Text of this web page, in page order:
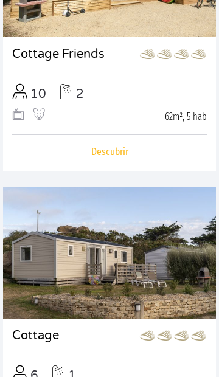
Cottage Friends
10 2
62m², 5 hab
Descubrir
Cottage